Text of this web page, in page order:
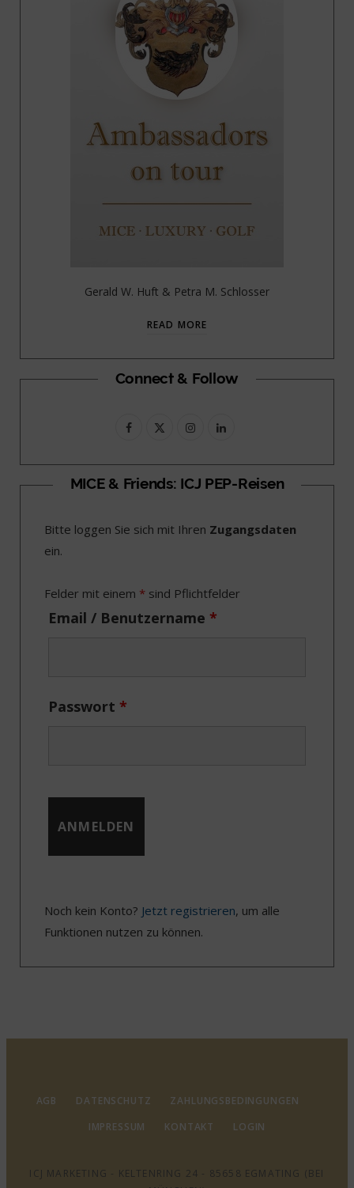
Gerald W. Huft & Petra M. Schlosser
READ MORE
Connect & Follow
F
c
b
o
k
T
i
t
e
I
s
a
r
a
L
n
e
I
MICE & Friends: ICJ PEP-Reisen
Bitte loggen Sie sich mit Ihren Zugangsdaten
ein.
Felder mit einem * sind Pflichtfelder
Email / Benutzername *
Passwort *
Noch kein Konto? Jetzt registrieren, um alle
Funktionen nutzen zu können.
AGB DATENSCHUTZ
ZAHLUNGSBEDINGUNGEN
IMPRESSUM
KONTAKT LOGIN
ICJ MARKETING - KELTENRING 24 - 85658 EGMATING (BEI